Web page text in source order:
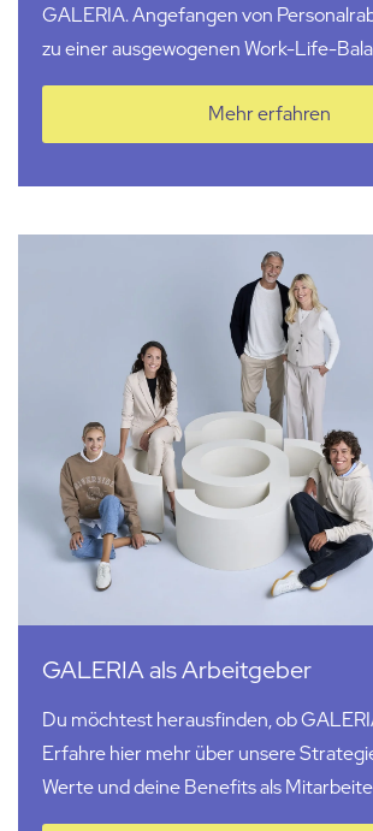
GALERIA. Angefangen von
zu einer ausgewogenen Work-Life-
Mehr erfahren
GALERIA als Arbeitgeber
Du möchtest herausfinden, ob
Erfahre hier mehr über unsere
Werte und deine Benefits als